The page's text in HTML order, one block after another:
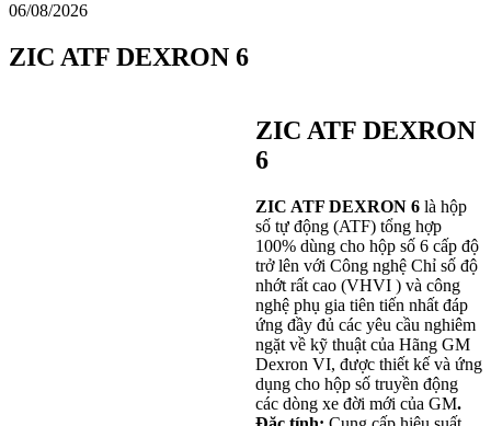
06/08/2026
ZIC ATF DEXRON 6
ZIC ATF DEXRON
6
ZIC ATF DEXRON 6 là hộp
số tự động (ATF) tổng hợp
100% dùng cho hộp số 6 cấp độ
trở lên với Công nghệ Chỉ số độ
nhớt rất cao (VHVI ) và công
nghệ phụ gia tiên tiến nhất đáp
ứng đầy đủ các yêu cầu nghiêm
ngặt về kỹ thuật của Hãng GM
Dexron VI, được thiết kế và ứng
dụng cho hộp số truyền động
các dòng xe đời mới của GM.